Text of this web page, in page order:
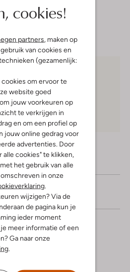
cookies!
partners, maken op
van cookies en
(gezamenlijk:
om ervoor te
website goed
jouw voorkeuren op
te verkrijgen in
en om een profiel op
jouw online gedrag voor
advertenties. Door
alle cookies" te klikken,
het gebruik van alle
in onze
.
wijzigen? Via de
de pagina kun je
ieder moment
meer informatie of een
Ga naar onze
.
37 boutiques
30 dagen*
Klarna
5/5
2
5
Sterren